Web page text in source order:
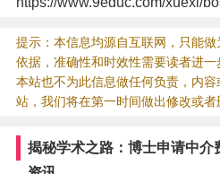
提示：本信息均源自互联网，只能
依据，准确性和时效性需要读者进一
本站也不为此信息做任何负责，内
站，我们将在第一时间做出修改或者
揭秘学术之路：博士申请中介